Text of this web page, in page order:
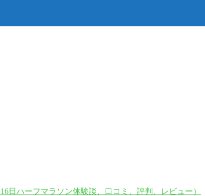
日ハーフマラソン体験談、口コミ、評判、レビュー）